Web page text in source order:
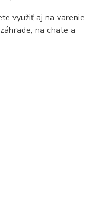
využiť aj na varenie
na chate a